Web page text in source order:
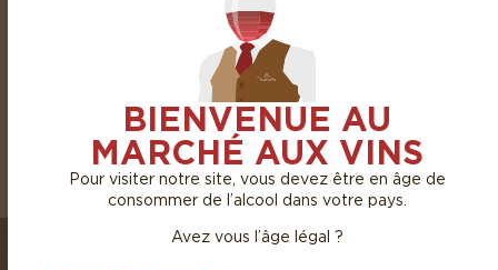
CÔTE DE NUITS
BIENVENUE AU
MARCHÉ AUX VINS
Pour visiter notre site, vous devez être en âge de
consommer de l’alcool dans votre pays.
Avez vous l’âge légal ?